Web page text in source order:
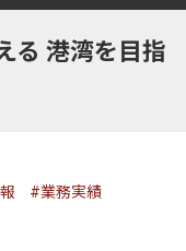
る 港湾を目指
#業務実績